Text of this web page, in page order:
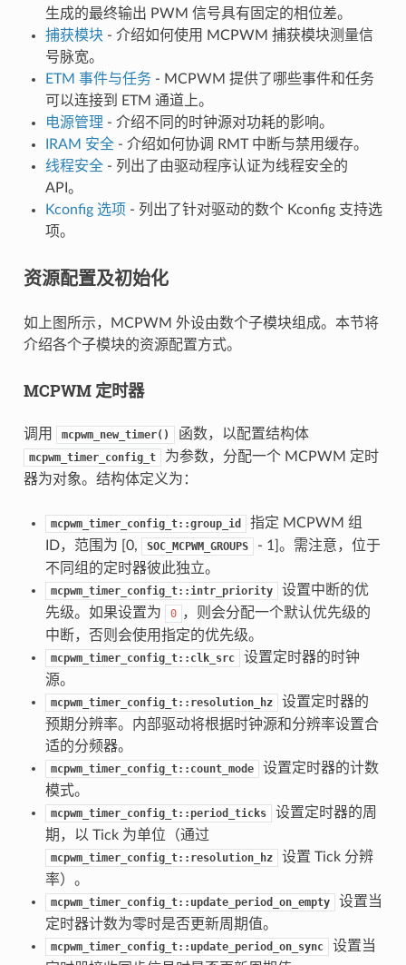
生成的最终输出 PWM 信号具有固定的相位差。
捕获模块- 介绍如何使用 MCPWM 捕获模块测量信
号脉宽。
ETM 事件与任务- MCPWM 提供了哪些事件和任务
可以连接到 ETM 通道上。
电源管理 - 介绍不同的时钟源对功耗的影响。
IRAM 安全- 介绍如何协调 RMT 中断与禁用缓存。
线程安全- 列出了由驱动程序认证为线程安全的
API。
Kconfig 选项 - 列出了针对驱动的数个 Kconfig 支持选
项。
资源配置及初始化
如上图所示，MCPWM 外设由数个子模块组成。本节将
介绍各个子模块的资源配置方式。
MCPWM 定时器
调用 mcpwm_new_timer() 函数，以配置结构体
mcpwm_timer_config_t
为参数，分配一个 MCPWM 定时
器为对象。结构体定义为：
mcpwm_timer_config_t::group_id
指定 MCPWM 组
ID，范围为 [0,
SOC_MCPWM_GROUPS
- 1]。需注意，位于
不同组的定时器彼此独立。
mcpwm_timer_config_t::intr_priority
设置中断的优
先级。如果设置为
0 ，则会分配一个默认优先级的
中断，否则会使用指定的优先级。
mcpwm_timer_config_t::clk_src
设置定时器的时钟
源。
mcpwm_timer_config_t::resolution_hz
设置定时器的
预期分辨率。内部驱动将根据时钟源和分辨率设置合
适的分频器。
mcpwm_timer_config_t::count_mode
设置定时器的计数
模式。
mcpwm_timer_config_t::period_ticks
设置定时器的周
期，以 Tick 为单位（通过
mcpwm_timer_config_t::resolution_hz
设置 Tick 分辨
率）。
mcpwm_timer_config_t::update_period_on_empty
设置当
定时器计数为零时是否更新周期值。
mcpwm_timer_config_t::update_period_on_sync
设置当